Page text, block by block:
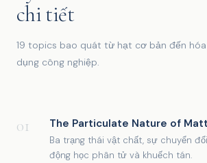
chi tiết
19 topics bao quát từ hạt cơ bản đến
dụng công nghiệp.
01 The Particulate Nature of
Ba trạng thái vật chất, sự chuyển
động học phân tử và khuếch tán.